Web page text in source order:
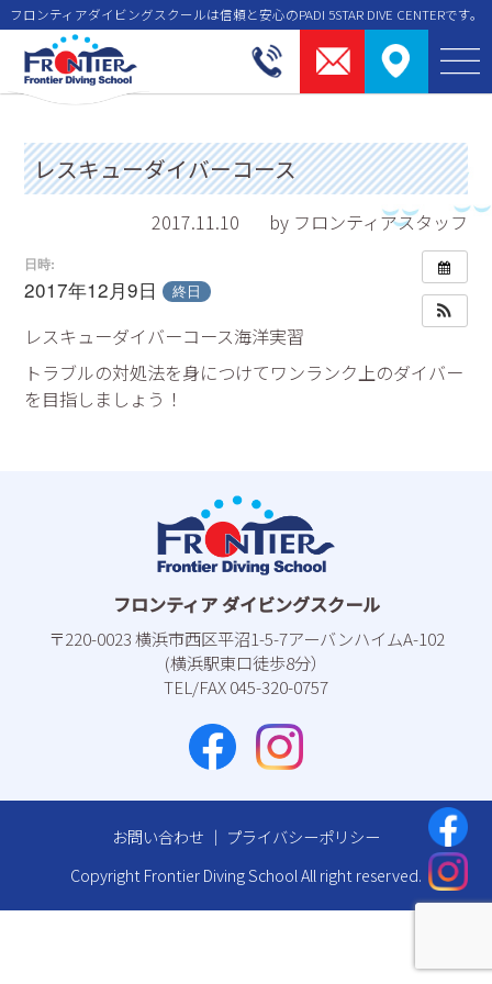
フロンティアダイビングスクールは信頼と安⼼のPADI 5STAR DIVE CENTERです。
レスキューダイバーコース
2017.11.10 by フロンティアスタッフ
日時:
2017年12月9日 終日
レスキューダイバーコース海洋実習
トラブルの対処法を身につけてワンランク上のダイバー
を目指しましょう！
フロンティア ダイビングスクール
〒220-0023 横浜市⻄区平沼1-5-7アーバンハイムA-102
(横浜駅東⼝徒歩8分）
TEL/FAX 045-320-0757
お問い合わせ ｜ プライバシーポリシー
Copyright Frontier Diving School All right reserved.